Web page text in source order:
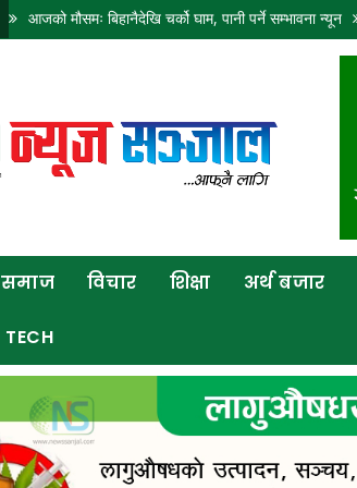
आजको मौसमः बिहानैदेखि चर्को घाम, पानी पर्ने सम्भावना न्यून
समाज विचार शिक्षा अर्थ बजार
TECH